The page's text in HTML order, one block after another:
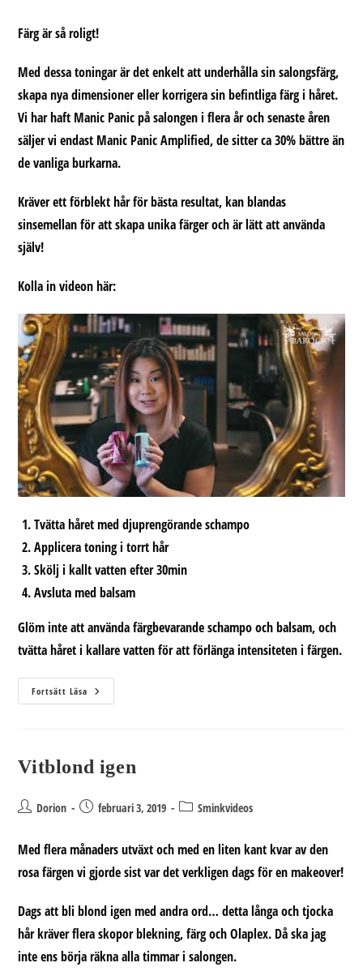
Färg är så roligt!
Med dessa toningar är det enkelt att underhålla sin salongsfärg,
skapa nya dimensioner eller korrigera sin befintliga färg i håret.
Vi har haft Manic Panic på salongen i flera år och senaste åren
säljer vi endast Manic Panic Amplified, de sitter ca 30% bättre än
de vanliga burkarna.
Kräver ett förblekt hår för bästa resultat, kan blandas
sinsemellan för att skapa unika färger och är lätt att använda
själv!
Kolla in videon här:
Tvätta håret med djuprengörande schampo
Applicera toning i torrt hår
Skölj i kallt vatten efter 30min
Avsluta med balsam
Glöm inte att använda färgbevarande schampo och balsam, och
tvätta håret i kallare vatten för att förlänga intensiteten i färgen.
Fortsätt Läsa Tona
Håret
Vitblond igen
Inläggsförfattare:
Dorion
Inläggetfebruari 3, 2019 Inläggskategori:
Sminkvideos
Med flera månaders utväxt och med en liten kant kvar av den
rosa färgen vi gjorde sist var det verkligen dags för en makeover!
Dags att bli blond igen med andra ord… detta långa och tjocka
hår kräver flera skopor blekning, färg och Olaplex. Då ska jag
inte ens börja räkna alla timmar i salongen.